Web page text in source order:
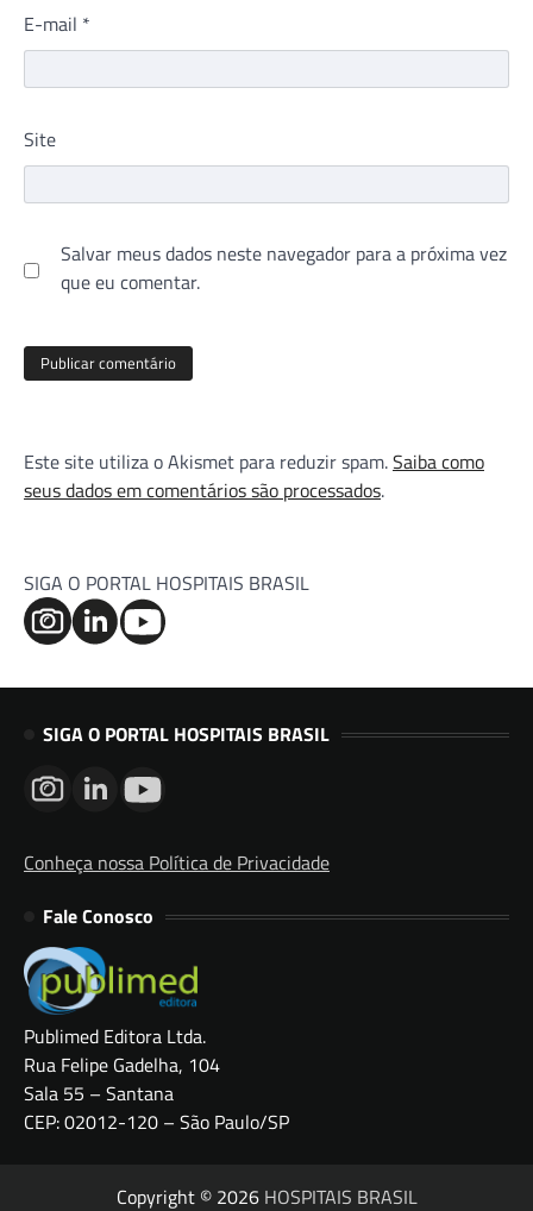
E-mail *
Site
Salvar meus dados neste navegador para a próxima vez
que eu comentar.
Este site utiliza o Akismet para reduzir spam.Saiba como
seus dados em comentários são processados.
SIGA O PORTAL HOSPITAIS BRASIL
SIGA O PORTAL HOSPITAIS BRASIL
Conheça nossa Política de Privacidade
Fale Conosco
Publimed Editora Ltda.
Rua Felipe Gadelha, 104
Sala 55 – Santana
CEP: 02012-120 – São Paulo/SP
Copyright © 2026 HOSPITAIS BRASIL